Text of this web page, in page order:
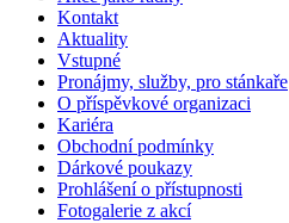
Kontakt
Aktuality
Vstupné
Pronájmy, služby, pro stánkaře
O příspěvkové organizaci
Kariéra
Obchodní podmínky
Dárkové poukazy
Prohlášení o přístupnosti
Fotogalerie z akcí